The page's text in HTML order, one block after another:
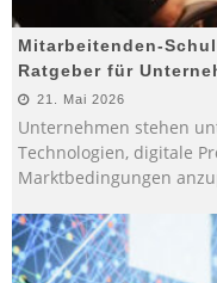
Mitarbeitenden-
Ratgeber für
21. Mai 2026
Unternehmen stehen
Technologien, digitale
Marktbedingungen